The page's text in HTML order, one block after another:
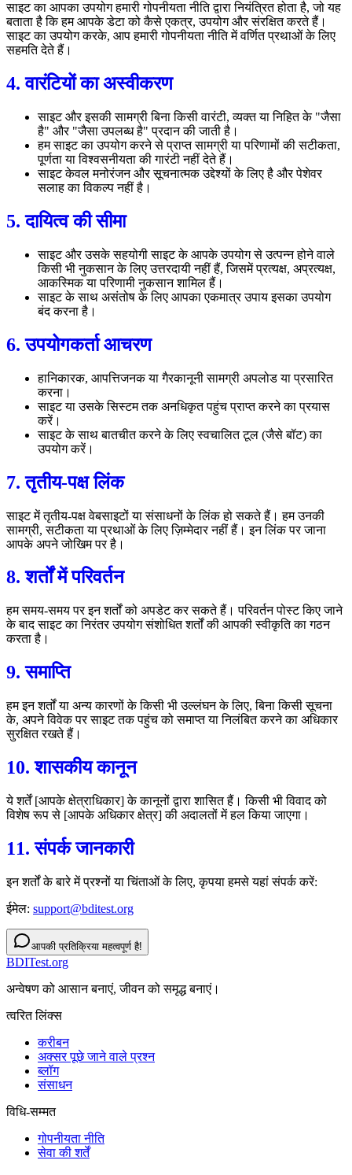
साइट का आपका उपयोग हमारी गोपनीयता नीति द्वारा नियंत्रित होता है, जो यह
बताता है कि हम आपके डेटा को कैसे एकत्र, उपयोग और संरक्षित करते हैं।
साइट का उपयोग करके, आप हमारी गोपनीयता नीति में वर्णित प्रथाओं के लिए
सहमति देते हैं।
4. वारंटियों का अस्वीकरण
साइट और इसकी सामग्री बिना किसी वारंटी, व्यक्त या निहित के "जैसा
है" और "जैसा उपलब्ध है" प्रदान की जाती है।
हम साइट का उपयोग करने से प्राप्त सामग्री या परिणामों की सटीकता,
पूर्णता या विश्वसनीयता की गारंटी नहीं देते हैं।
साइट केवल मनोरंजन और सूचनात्मक उद्देश्यों के लिए है और पेशेवर
सलाह का विकल्प नहीं है।
5. दायित्व की सीमा
साइट और उसके सहयोगी साइट के आपके उपयोग से उत्पन्न होने वाले
किसी भी नुकसान के लिए उत्तरदायी नहीं हैं, जिसमें प्रत्यक्ष, अप्रत्यक्ष,
आकस्मिक या परिणामी नुकसान शामिल हैं।
साइट के साथ असंतोष के लिए आपका एकमात्र उपाय इसका उपयोग
बंद करना है।
6. उपयोगकर्ता आचरण
हानिकारक, आपत्तिजनक या गैरकानूनी सामग्री अपलोड या प्रसारित
करना।
साइट या उसके सिस्टम तक अनधिकृत पहुंच प्राप्त करने का प्रयास
करें।
साइट के साथ बातचीत करने के लिए स्वचालित टूल (जैसे बॉट) का
उपयोग करें।
7. तृतीय-पक्ष लिंक
साइट में तृतीय-पक्ष वेबसाइटों या संसाधनों के लिंक हो सकते हैं। हम उनकी
सामग्री, सटीकता या प्रथाओं के लिए ज़िम्मेदार नहीं हैं। इन लिंक पर जाना
आपके अपने जोखिम पर है।
8. शर्तों में परिवर्तन
हम समय-समय पर इन शर्तों को अपडेट कर सकते हैं। परिवर्तन पोस्ट किए जाने
के बाद साइट का निरंतर उपयोग संशोधित शर्तों की आपकी स्वीकृति का गठन
करता है।
9. समाप्ति
हम इन शर्तों या अन्य कारणों के किसी भी उल्लंघन के लिए, बिना किसी सूचना
के, अपने विवेक पर साइट तक पहुंच को समाप्त या निलंबित करने का अधिकार
सुरक्षित रखते हैं।
10. शासकीय कानून
ये शर्तें [आपके क्षेत्राधिकार] के कानूनों द्वारा शासित हैं। किसी भी विवाद को
विशेष रूप से [आपके अधिकार क्षेत्र] की अदालतों में हल किया जाएगा।
11. संपर्क जानकारी
इन शर्तों के बारे में प्रश्नों या चिंताओं के लिए, कृपया हमसे यहां संपर्क करें:
ईमेल: support@bditest.org
आपकी प्रतिक्रिया महत्वपूर्ण है!
BDITest.org
अन्वेषण को आसान बनाएं, जीवन को समृद्ध बनाएं।
त्वरित लिंक्स
करीबन
अक्सर पूछे जाने वाले प्रश्न
ब्लॉग
संसाधन
विधि-सम्‍मत
गोपनीयता नीति
सेवा की शर्तें